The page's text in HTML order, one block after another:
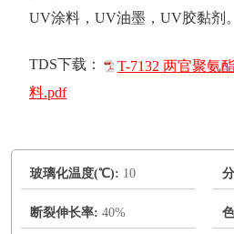
UV涂料，UV油墨，UV胶黏剂。
TDS下载：
T-7132 两官聚氨
料.pdf
玻璃化温度(℃): 10
断裂伸长率: 40%